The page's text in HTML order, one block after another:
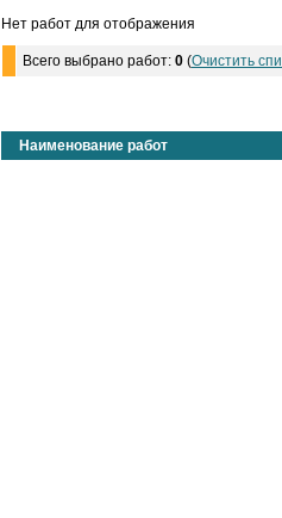
Нет работ для отображения
Всего выбрано работ: 0 (Очистить
Наименование работ